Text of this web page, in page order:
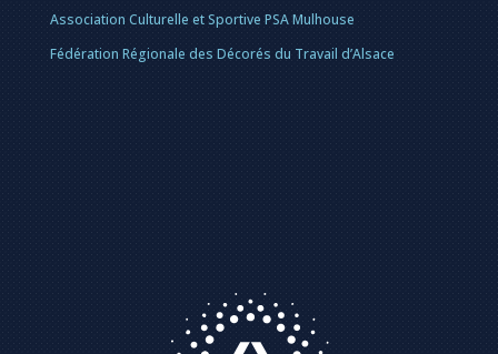
Association Culturelle et Sportive PSA Mulhouse
Fédération Régionale des Décorés du Travail d’Alsace